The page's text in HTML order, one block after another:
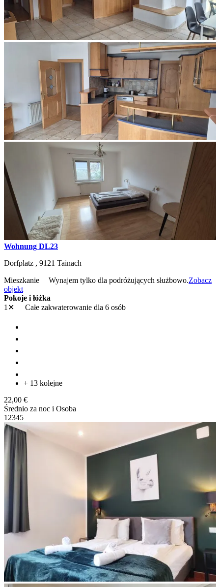
Wohnung DL23
Dorfplatz , 9121 Tainach
Mieszkanie Wynajem tylko dla podróżujących służbowo.Zobacz
objekt
Pokoje i łóżka
1✕
Całe zakwaterowanie dla 6 osób
+ 13 kolejne
22,00 €
Średnio za noc i Osoba
1 2345